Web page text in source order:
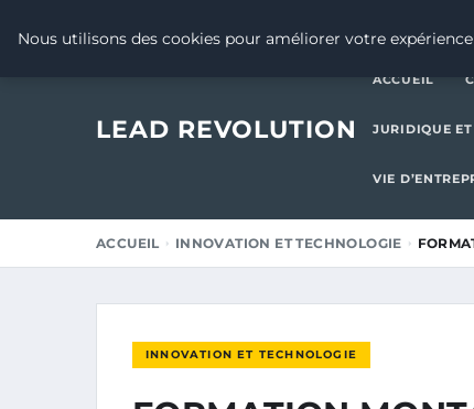
LEAD REVOLUTION
ACCUEIL
JURIDIQUE
VIE
ACCUEIL INNOVATION ET TECHNOLOGIE
INNOVATION ET TECHNOLOGIE
Nous utilisons des cookies pour améliorer votre